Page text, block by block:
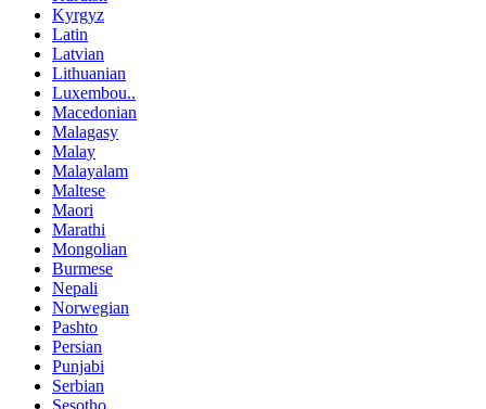
Kyrgyz
Latin
Latvian
Lithuanian
Luxembou..
Macedonian
Malagasy
Malay
Malayalam
Maltese
Maori
Marathi
Mongolian
Burmese
Nepali
Norwegian
Pashto
Persian
Punjabi
Serbian
Sesotho